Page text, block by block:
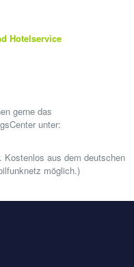
Hotelservice
gerne das
unter:
Kostenlos aus dem deutschen
möglich.)